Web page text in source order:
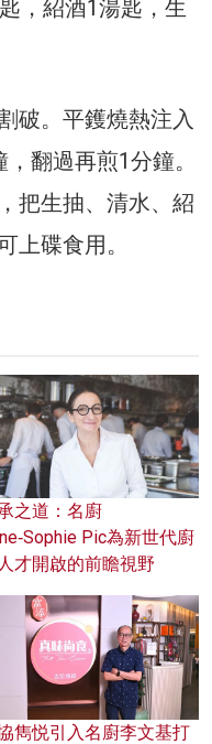
，紹酒1湯匙，生
破。平鑊燒熱注入
翻過再煎1分鐘。
把生抽、清水、紹
上碟食用。
之道：名廚
Pic為新世代廚
才開啟的前瞻視野
雋悦引入名廚李文基打